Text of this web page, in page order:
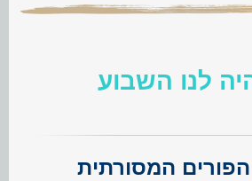
לנו השבוע
המסורתית